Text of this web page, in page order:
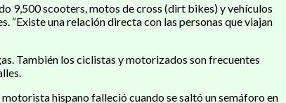
9,500 scooters, motos de cross (dirt bikes) y vehículos
“Existe una relación directa con las personas que viajan
También los ciclistas y motorizados son frecuentes
hispano falleció cuando se saltó un semáforo en